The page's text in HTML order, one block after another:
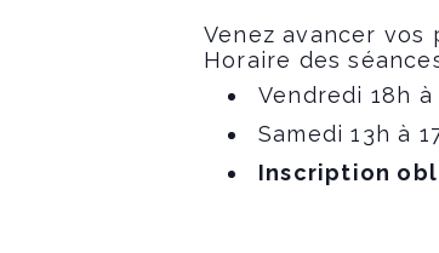
Venez avancer vos
Horaire des
Vendredi 18h à
Samedi 13h à
Inscription